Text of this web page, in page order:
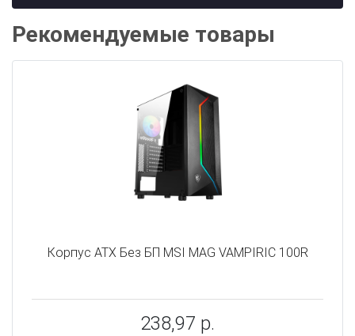
Рекомендуемые товары
Корпус ATX Без БП MSI MAG VAMPIRIC 100R
238,97 р.